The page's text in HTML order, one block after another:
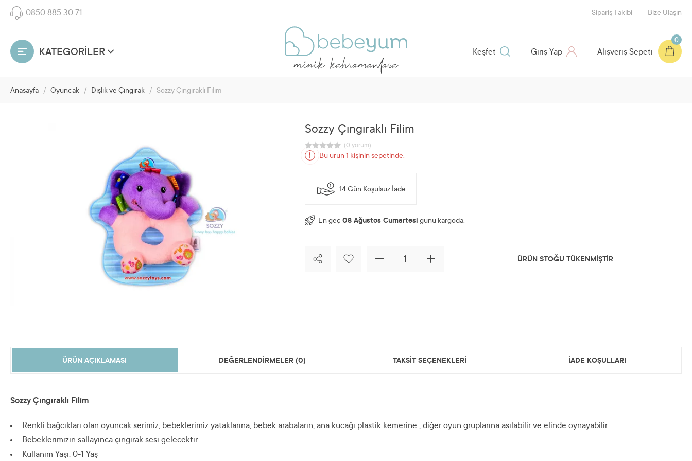
0850 885 30 71 Sipariş Takibi Bize Ulaşın
KATEGORİLER Alışveriş Sepeti
0
Giriş Yap
Keşfet
Anasayfa / Oyuncak / Dişlik ve Çıngırak / Sozzy Çıngıraklı Filim
Sozzy Çıngıraklı Filim
Bu ürün 1 kişinin sepetinde.
14 Gün Koşulsuz İade
En geç 08 Ağustos Cumartesi günü kargoda.
ÜRÜN STOĞU TÜKENMİŞTİR
ÜRÜN AÇIKLAMASI DEĞERLENDİRMELER (0) TAKSİT SEÇENEKLERİ İADE KOŞULLARI
Sozzy Çıngıraklı Filim
Renkli bağcıkları olan oyuncak serimiz, bebeklerimiz yataklarına, bebek arabaların, ana kucağı plastik kemerine , diğer oyun gruplarına asılabilir ve elinde oynayabilir
Bebeklerimizin sallayınca çıngırak sesi gelecektir
Kullanım Yaşı: 0-1 Yaş